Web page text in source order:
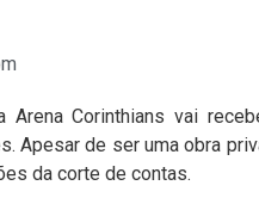
Corinthians vai
Apesar de ser uma obra
da corte de contas.